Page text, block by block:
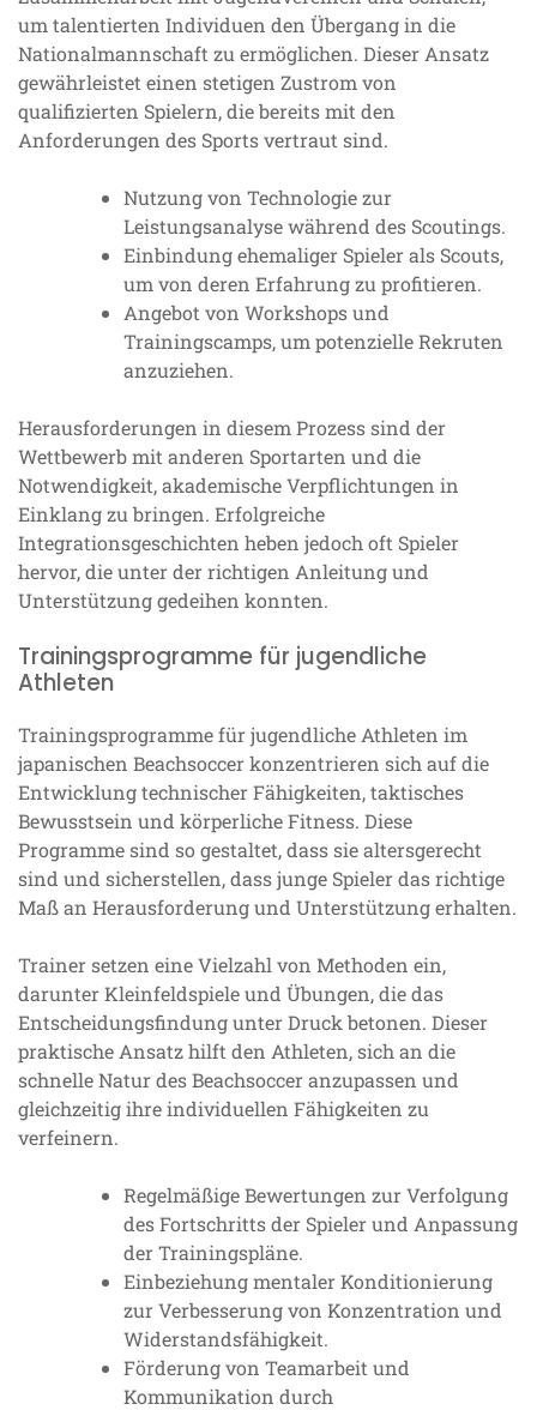
um talentierten Individuen den Übergang in die
Nationalmannschaft zu ermöglichen. Dieser Ansatz
gewährleistet einen stetigen Zustrom von
qualifizierten Spielern, die bereits mit den
Anforderungen des Sports vertraut sind.
Nutzung von Technologie zur
Leistungsanalyse während des Scoutings.
Einbindung ehemaliger Spieler als Scouts,
um von deren Erfahrung zu profitieren.
Angebot von Workshops und
Trainingscamps, um potenzielle Rekruten
anzuziehen.
Herausforderungen in diesem Prozess sind der
Wettbewerb mit anderen Sportarten und die
Notwendigkeit, akademische Verpflichtungen in
Einklang zu bringen. Erfolgreiche
Integrationsgeschichten heben jedoch oft Spieler
hervor, die unter der richtigen Anleitung und
Unterstützung gedeihen konnten.
Trainingsprogramme für jugendliche
Athleten
Trainingsprogramme für jugendliche Athleten im
japanischen Beachsoccer konzentrieren sich auf die
Entwicklung technischer Fähigkeiten, taktisches
Bewusstsein und körperliche Fitness. Diese
Programme sind so gestaltet, dass sie altersgerecht
sind und sicherstellen, dass junge Spieler das richtige
Maß an Herausforderung und Unterstützung erhalten.
Trainer setzen eine Vielzahl von Methoden ein,
darunter Kleinfeldspiele und Übungen, die das
Entscheidungsfindung unter Druck betonen. Dieser
praktische Ansatz hilft den Athleten, sich an die
schnelle Natur des Beachsoccer anzupassen und
gleichzeitig ihre individuellen Fähigkeiten zu
verfeinern.
Regelmäßige Bewertungen zur Verfolgung
des Fortschritts der Spieler und Anpassung
der Trainingspläne.
Einbeziehung mentaler Konditionierung
zur Verbesserung von Konzentration und
Widerstandsfähigkeit.
Förderung von Teamarbeit und
Kommunikation durch